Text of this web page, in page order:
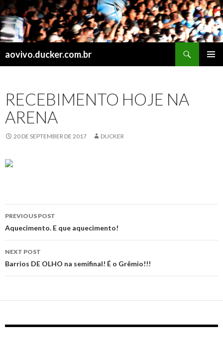
aovivo.ducker.com.br
RECEBIMENTO HOJE NA
ARENA
20 DE SEPTEMBER DE 2017 DUCKER
Post
navigation
PREVIOUS POST
‪Aquecimento.‬ ‪E que aquecimento!‬
NEXT POST
Barrios DE OLHO na semifinal! É o Grêmio!!!